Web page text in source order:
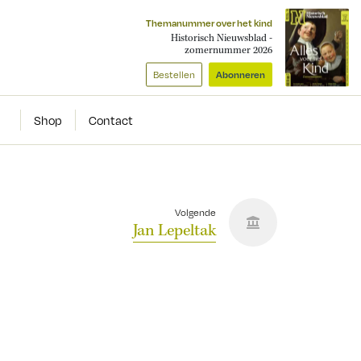
Themanummer over het kind
Historisch Nieuwsblad -
zomernummer 2026
Bestellen Abonneren
Shop Contact
Volgende
Jan Lepeltak